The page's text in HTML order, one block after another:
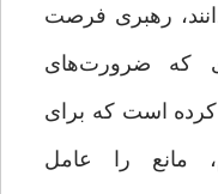
رهبری فرصت
که ضرورت‌های
کرده است که برای
مانع را عامل